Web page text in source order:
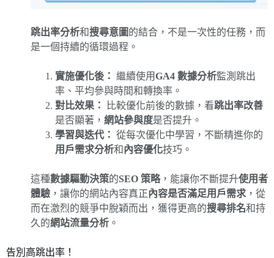
跳出率分析和搜尋意圖的結合，不是一次性的任務，而
是一個持續的循環過程。
實施優化後： 繼續使用GA4 數據分析監測跳出
率、平均參與時間和轉換率。
對比效果：
比較優化前後的數據，看跳出率改善
是否顯著， 網站參與度是否提升。
學習與迭代： 從每次優化中學習，不斷精進你的
用戶需求分析和內容優化技巧。
這種數據驅動決策的SEO 策略，能讓你不斷提升使用者
體驗 ，讓你的網站內容真正內容是否滿足用戶需求 ，從
而在激烈的競爭中脫穎而出，獲得更高的搜尋排名和持
久的網站流量分析 。
告別高跳出率！